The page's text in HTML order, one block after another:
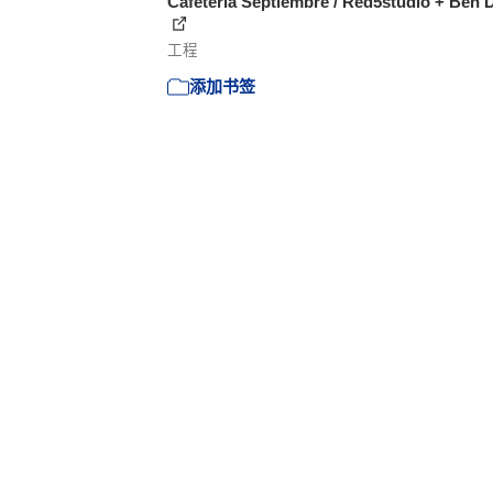
工程
添加书签